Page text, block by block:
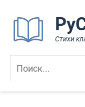
контенту
Стихи